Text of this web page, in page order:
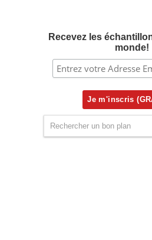
Recevez les
monde!